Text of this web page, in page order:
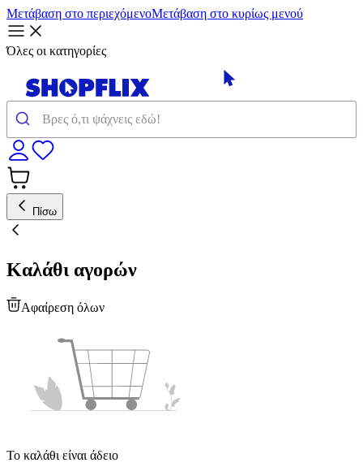
Μετάβαση στο περιεχόμενοΜετάβαση στο κυρίως μενού
Όλες οι κατηγορίες
Πίσω
Καλάθι αγορών
Αφαίρεση όλων
Το καλάθι είναι άδειο